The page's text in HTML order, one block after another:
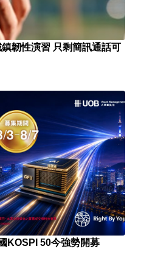
韌性演習 只剩簡訊通話可
KOSPI 50今強勢開募